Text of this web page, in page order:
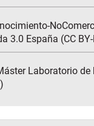
3.0 España (CC
Laboratorio de